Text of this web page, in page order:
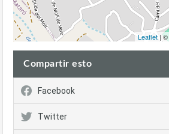
Leaflet | ©
Compartir esto
Facebook
Twitter